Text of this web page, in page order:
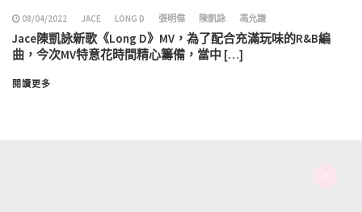
08/04/2022 JACE LONG D 張明偉 陳凱詠 馮允謙
Jace陳凱詠新歌《Long D》MV，為了配合充滿玩味的R&B編
曲，今次MV特意花時間精心籌備，當中 […]
閱讀更多